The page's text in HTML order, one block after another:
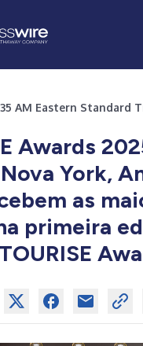
AM Eastern Standard
Awards
York,
as
primeira